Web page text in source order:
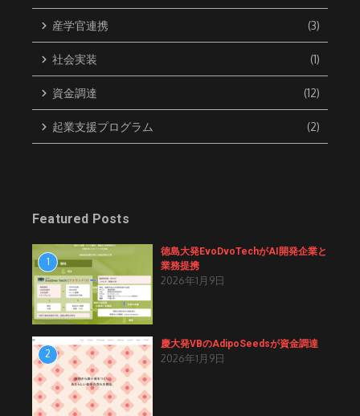
産学官連携 (3)
社会実装 (1)
資金調達 (12)
起業支援プログラム (2)
Featured Posts
1
徳島大発EvoDvoTechがAI開発企業と
業務提携
2026年1月9日
2
慶大発VBのAdipoSeedsが資金調達
2026年1月9日